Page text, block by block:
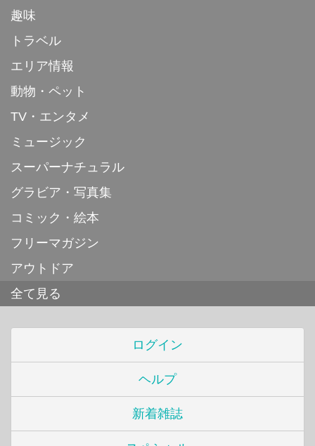
趣味
トラベル
エリア情報
動物・ペット
TV・エンタメ
ミュージック
スーパーナチュラル
グラビア・写真集
コミック・絵本
フリーマガジン
アウトドア
全て見る
ログイン
ヘルプ
新着雑誌